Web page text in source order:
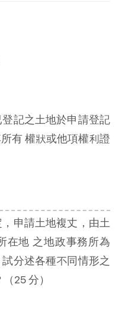
記之土地於申請登記
有 權狀或他項權利證
申請土地複丈，由土
在地 之地政事務所為
分述各種不同情形之
25 分）